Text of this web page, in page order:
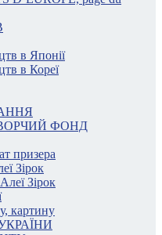
в Японії
в Кореї
ФОНД
призера
Зірок
Зірок
картину